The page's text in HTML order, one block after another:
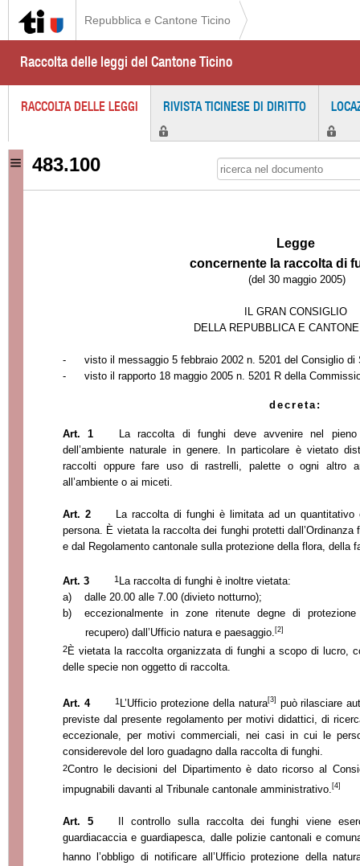
Repubblica e Cantone Ticino
Raccolta delle leggi del Cantone Ticino
RACCOLTA DELLE LEGGI RIVISTA TICINESE DI DIRITTO
483.100
Legge
concernente la raccolta di
(del 30 maggio 2005)
IL GRAN CONSIGLIO
DELLA REPUBBLICA E
-
visto il messaggio 5 febbraio 2002 n. 5201 del Consiglio di
-
visto il rapporto 18 maggio 2005 n. 5201 R della
decreta:
Art. 1
La raccolta di funghi deve avvenire nel
dell’ambiente naturale in genere. In particolare è vietato
raccolti oppure fare uso di rastrelli, palette o ogni altro
all’ambiente o ai miceti.
Art. 2
La raccolta di funghi è limitata ad un
persona. È vietata la raccolta dei funghi protetti dall’Ordinanza
e dal Regolamento cantonale sulla protezione della flora, della
Art. 3 1
La raccolta di funghi è inoltre vietata:
a)
dalle 20.00alle 7.00(divieto notturno);
b)
eccezionalmente in zone ritenute degne di
recupero) dall’Ufficio natura e paesaggio. [2]
2È vietata la raccolta organizzata di funghi a scopo di lucro,
delle specie non oggetto di raccolta.
Art. 4 1 L’Ufficio protezione della natura[3]
può rilasciare
previste dal presente regolamento per motivi didattici, di
eccezionale, per motivi commerciali, nei casi in cui le
considerevole del loro guadagno dalla raccolta di funghi.
2Contro le decisioni del Dipartimento è dato ricorso al
impugnabili davanti al Tribunale cantonale amministrativo. [4]
Art. 5
Il controllo sulla raccolta dei funghi viene
guardiacaccia e guardiapesca, dalle polizie cantonali e
hanno l’obbligo di notificare all’Ufficio protezione della